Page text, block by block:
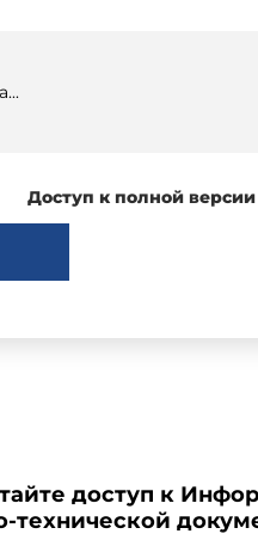
Доступ к полной
доступ к
технической